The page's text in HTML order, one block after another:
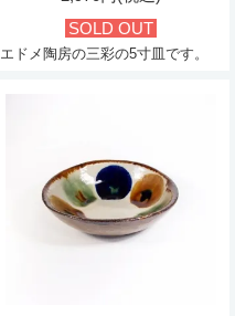
SOLD OUT
エドメ陶房の三彩の5寸皿です。